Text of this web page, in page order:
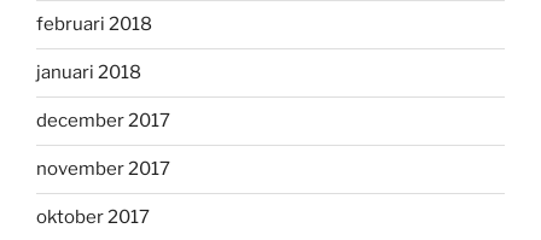
februari 2018
januari 2018
december 2017
november 2017
oktober 2017